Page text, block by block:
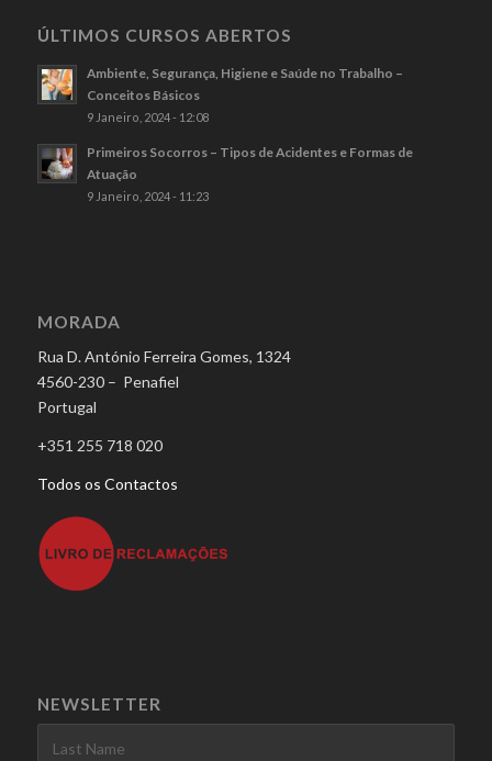
ÚLTIMOS CURSOS ABERTOS
Ambiente, Segurança, Higiene e Saúde no Trabalho –
Conceitos Básicos
9 Janeiro, 2024 - 12:08
Primeiros Socorros – Tipos de Acidentes e Formas de
Atuação
9 Janeiro, 2024 - 11:23
MORADA
Rua D. António Ferreira Gomes, 1324
4560-230 – Penafiel
Portugal
+351 255 718 020
Todos os Contactos
NEWSLETTER